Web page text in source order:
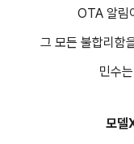
OTA 알림
그 모든 불합리함
민수
모델